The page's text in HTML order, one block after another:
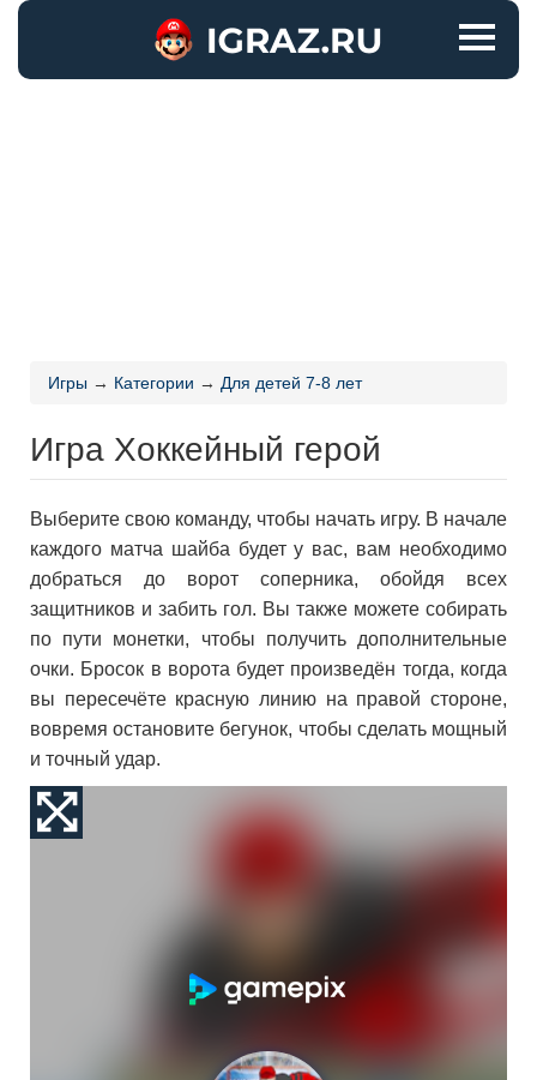
Игры → Категории → Для детей 7-8 лет
Игра Хоккейный герой
Выберите свою команду, чтобы начать игру. В начале
каждого матча шайба будет у вас, вам необходимо
добраться до ворот соперника, обойдя всех
защитников и забить гол. Вы также можете собирать
по пути монетки, чтобы получить дополнительные
очки. Бросок в ворота будет произведён тогда, когда
вы пересечёте красную линию на правой стороне,
вовремя остановите бегунок, чтобы сделать мощный
и точный удар.